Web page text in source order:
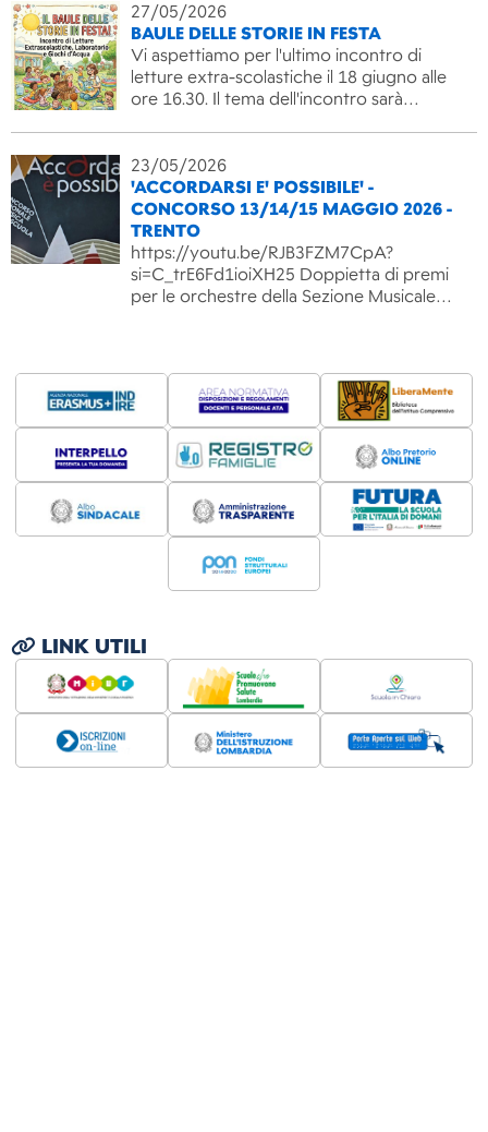
27/05/2026
BAULE DELLE STORIE IN FESTA
Vi aspettiamo per l'ultimo incontro di
letture extra-scolastiche il 18 giugno alle
ore 16.30. Il tema dell'incontro sarà…
23/05/2026
'ACCORDARSI E' POSSIBILE' -
CONCORSO 13/14/15 MAGGIO 2026 -
TRENTO
https://youtu.be/RJB3FZM7CpA?
si=C_trE6Fd1ioiXH25 Doppietta di premi
per le orchestre della Sezione Musicale…
LINK UTILI